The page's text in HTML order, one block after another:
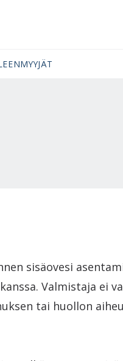
sisäovesi
Valmistaja ei
tai huollon